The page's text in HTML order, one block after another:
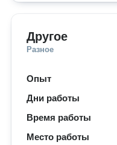
Другое
Разное
Опыт
Дни работы
Время работы
Место работы